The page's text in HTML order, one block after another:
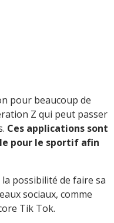
pour beaucoup de
Z qui peut passer
Ces applications sont
pour le sportif afin
possibilité de faire sa
sociaux, comme
Tik Tok.